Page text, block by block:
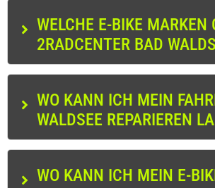
WELCHE E-BIKE MARKEN
2RADCENTER BAD
WO KANN ICH MEIN
WALDSEE REPARIEREN
WO KANN ICH MEIN E-